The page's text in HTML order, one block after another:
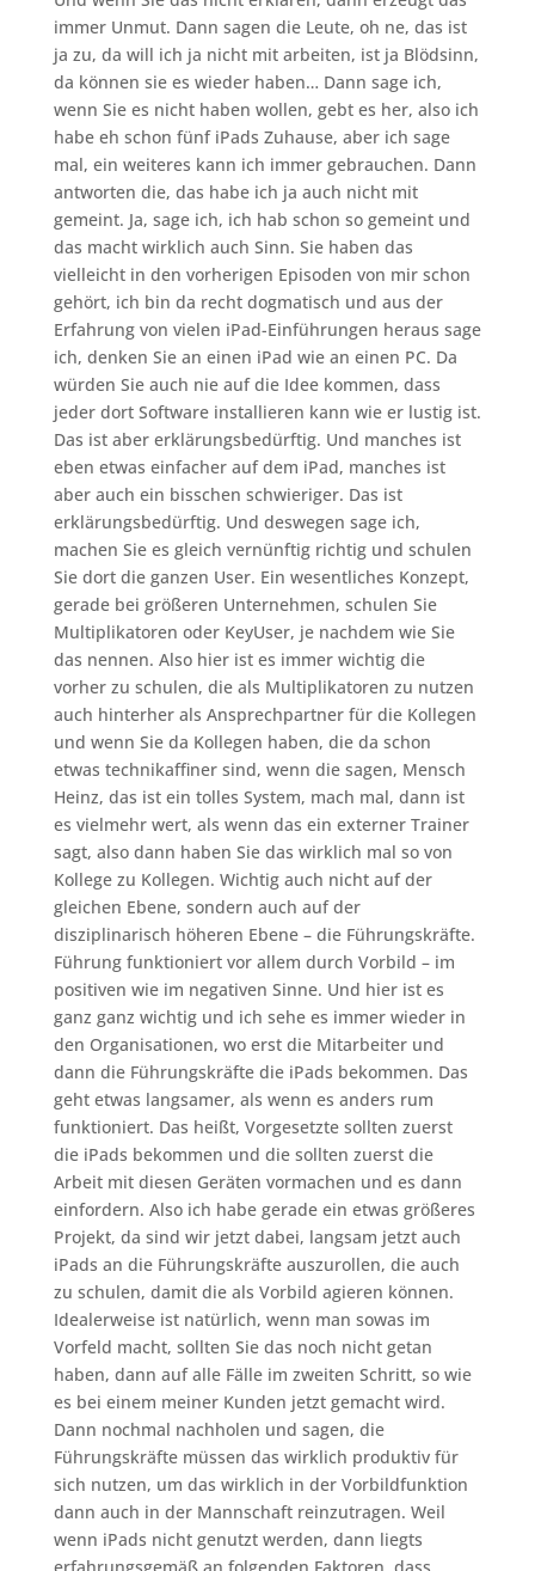
immer Unmut. Dann sagen die Leute, oh ne, das ist
ja zu, da will ich ja nicht mit arbeiten, ist ja Blödsinn,
da können sie es wieder haben… Dann sage ich,
wenn Sie es nicht haben wollen, gebt es her, also ich
habe eh schon fünf iPads Zuhause, aber ich sage
mal, ein weiteres kann ich immer gebrauchen. Dann
antworten die, das habe ich ja auch nicht mit
gemeint. Ja, sage ich, ich hab schon so gemeint und
das macht wirklich auch Sinn. Sie haben das
vielleicht in den vorherigen Episoden von mir schon
gehört, ich bin da recht dogmatisch und aus der
Erfahrung von vielen iPad-Einführungen heraus sage
ich, denken Sie an einen iPad wie an einen PC. Da
würden Sie auch nie auf die Idee kommen, dass
jeder dort Software installieren kann wie er lustig ist.
Das ist aber erklärungsbedürftig. Und manches ist
eben etwas einfacher auf dem iPad, manches ist
aber auch ein bisschen schwieriger. Das ist
erklärungsbedürftig. Und deswegen sage ich,
machen Sie es gleich vernünftig richtig und schulen
Sie dort die ganzen User. Ein wesentliches Konzept,
gerade bei größeren Unternehmen, schulen Sie
Multiplikatoren oder KeyUser, je nachdem wie Sie
das nennen. Also hier ist es immer wichtig die
vorher zu schulen, die als Multiplikatoren zu nutzen
auch hinterher als Ansprechpartner für die Kollegen
und wenn Sie da Kollegen haben, die da schon
etwas technikaffiner sind, wenn die sagen, Mensch
Heinz, das ist ein tolles System, mach mal, dann ist
es vielmehr wert, als wenn das ein externer Trainer
sagt, also dann haben Sie das wirklich mal so von
Kollege zu Kollegen. Wichtig auch nicht auf der
gleichen Ebene, sondern auch auf der
disziplinarisch höheren Ebene – die Führungskräfte.
Führung funktioniert vor allem durch Vorbild – im
positiven wie im negativen Sinne. Und hier ist es
ganz ganz wichtig und ich sehe es immer wieder in
den Organisationen, wo erst die Mitarbeiter und
dann die Führungskräfte die iPads bekommen. Das
geht etwas langsamer, als wenn es anders rum
funktioniert. Das heißt, Vorgesetzte sollten zuerst
die iPads bekommen und die sollten zuerst die
Arbeit mit diesen Geräten vormachen und es dann
einfordern. Also ich habe gerade ein etwas größeres
Projekt, da sind wir jetzt dabei, langsam jetzt auch
iPads an die Führungskräfte auszurollen, die auch
zu schulen, damit die als Vorbild agieren können.
Idealerweise ist natürlich, wenn man sowas im
Vorfeld macht, sollten Sie das noch nicht getan
haben, dann auf alle Fälle im zweiten Schritt, so wie
es bei einem meiner Kunden jetzt gemacht wird.
Dann nochmal nachholen und sagen, die
Führungskräfte müssen das wirklich produktiv für
sich nutzen, um das wirklich in der Vorbildfunktion
dann auch in der Mannschaft reinzutragen. Weil
wenn iPads nicht genutzt werden, dann liegts